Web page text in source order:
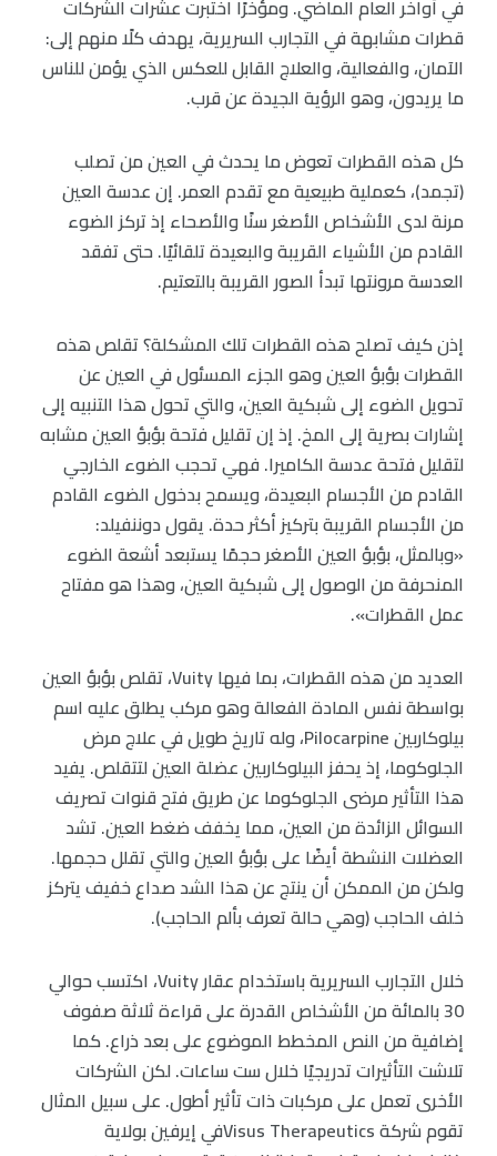
في أواخر العام الماضي. ومؤخرًا اختبرت عشرات الشركات
قطرات مشابهة في التجارب السريرية، يهدف كلًا منهم إلى:
الآمان، والفعالية، والعلاج القابل للعكس الذي يؤمن للناس
ما يريدون، وهو الرؤية الجيدة عن قرب.
كل هذه القطرات تعوض ما يحدث في العين من تصلب
(تجمد)، كعملية طبيعية مع تقدم العمر. إن عدسة العين
مرنة لدى الأشخاص الأصغر سنًا والأصحاء إذ تركز الضوء
القادم من الأشياء القريبة والبعيدة تلقائيًا. حتى تفقد
العدسة مرونتها تبدأ الصور القريبة بالتعتيم.
إذن كيف تصلح هذه القطرات تلك المشكلة؟ تقلص هذه
القطرات بؤبؤ العين وهو الجزء المسئول في العين عن
تحويل الضوء إلى شبكية العين، والتي تحول هذا التنبيه إلى
إشارات بصرية إلى المخ. إذ إن تقليل فتحة بؤبؤ العين مشابه
لتقليل فتحة عدسة الكاميرا. فهي تحجب الضوء الخارجي
القادم من الأجسام البعيدة، ويسمح بدخول الضوء القادم
من الأجسام القريبة بتركيز أكثر حدة. يقول دوننفيلد:
«وبالمثل، بؤبؤ العين الأصغر حجمًا يستبعد أشعة الضوء
المنحرفة من الوصول إلى شبكية العين، وهذا هو مفتاح
عمل القطرات».
العديد من هذه القطرات، بما فيها Vuity، تقلص بؤبؤ العين
بواسطة نفس المادة الفعالة وهو مركب يطلق عليه اسم
بيلوكاربين Pilocarpine، وله تاريخ طويل في علاج مرض
الجلوكوما، إذ يحفز البيلوكاربين عضلة العين لتتقلص. يفيد
هذا التأثير مرضى الجلوكوما عن طريق فتح قنوات تصريف
السوائل الزائدة من العين، مما يخفف ضغط العين. تشد
العضلات النشطة أيضًا على بؤبؤ العين والتي تقلل حجمها.
ولكن من الممكن أن ينتج عن هذا الشد صداع خفيف يتركز
خلف الحاجب (وهي حالة تعرف بألم الحاجب).
خلال التجارب السريرية باستخدام عقار Vuity، اكتسب حوالي
30 بالمائة من الأشخاص القدرة على قراءة ثلاثة صفوف
إضافية من النص المخطط الموضوع على بعد ذراع. كما
تلاشت التأثيرات تدريجيًا خلال ست ساعات. لكن الشركات
الأخرى تعمل على مركبات ذات تأثير أطول. على سبيل المثال
تقوم شركة Visus Therapeuticsفي إيرفين بولاية